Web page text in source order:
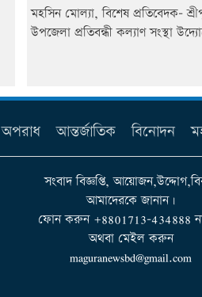
মহসিন মোল্যা, বিশেষ প্রতিবেদক-
উপজেলা প্রতিবন্ধী কল্যাণ সংস্থা
অপরাধ আন্তর্জাতিক বিনোদন
সংবাদ বিজ্ঞপ্তি,
আমাদেরকে জানান।
ফোন করুন +8801713-434888
অথবা মেইল করুন
maguranewsbd@gmail.com